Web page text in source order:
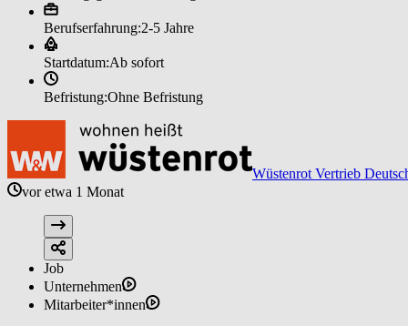
Berufserfahrung:2-5 Jahre
Startdatum:Ab sofort
Befristung:Ohne Befristung
Wüstenrot Vertrieb
vor etwa 1 Monat
Job
Unternehmen
Mitarbeiter*innen